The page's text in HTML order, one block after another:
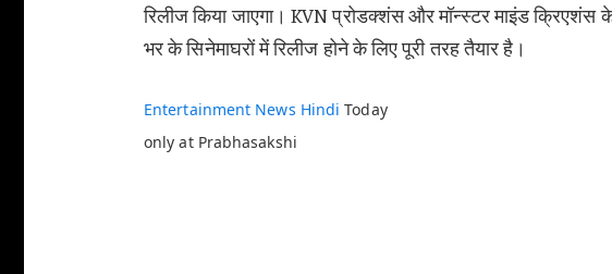
रिलीज किया जाएगा। KVN प्रोडक्शंस और मॉन्स्टर माइंड
भर के सिनेमाघरों में रिलीज होने के लिए पूरी तरह तैयार है।
Entertainment News HindiToday
only at Prabhasakshi